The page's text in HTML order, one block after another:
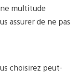
multitude
assurer de ne pas
choisirez peut-